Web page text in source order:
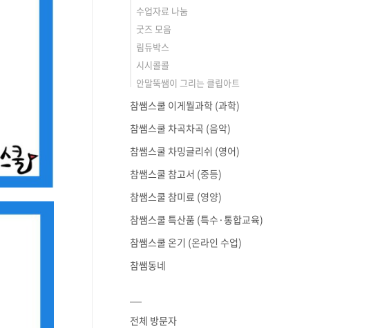
수업자료 나눔
굿즈 모음
림듀박스
시시콜콜
안말뚝쌤이 그리는 클립아트
참쌤스쿨 이게뭘과학 (과학)
참쌤스쿨 차곡차곡 (음악)
참쌤스쿨 차밍글리쉬 (영어)
참쌤스쿨 참고서 (중등)
참쌤스쿨 참미료 (영양)
참쌤스쿨 특산품 (특수·통합교육)
참쌤스쿨 온기 (온라인 수업)
참쌤동네
전체 방문자